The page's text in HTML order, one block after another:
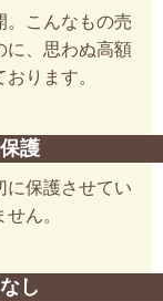
。こんなもの売
に、思わぬ高額
ります。
護
に保護させてい
ん。
し